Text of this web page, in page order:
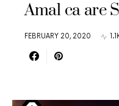
Amal ca are
FEBRUARY 20, 2020